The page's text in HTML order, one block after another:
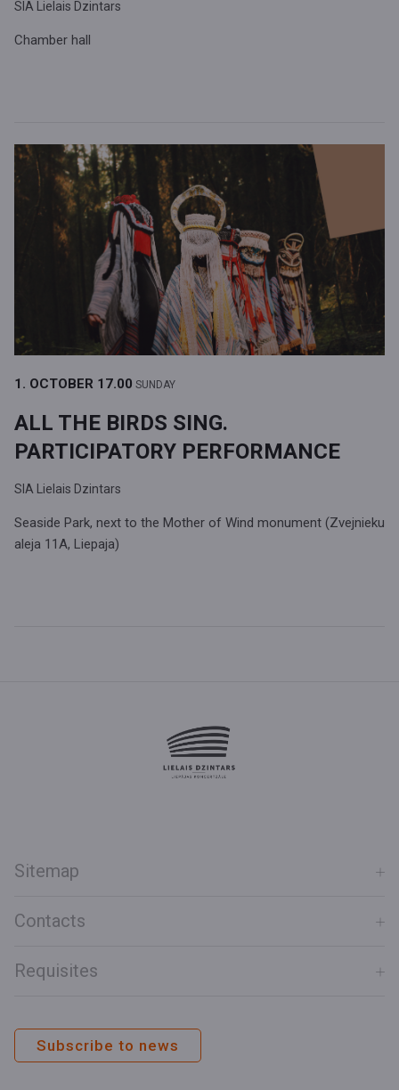
SIA Lielais Dzintars
Chamber hall
1. OCTOBER 17.00 SUNDAY
ALL THE BIRDS SING.
PARTICIPATORY PERFORMANCE
SIA Lielais Dzintars
Seaside Park, next to the Mother of Wind monument (Zvejnieku
aleja 11A, Liepaja)
Sitemap
Contacts
Requisites
Subscribe to news